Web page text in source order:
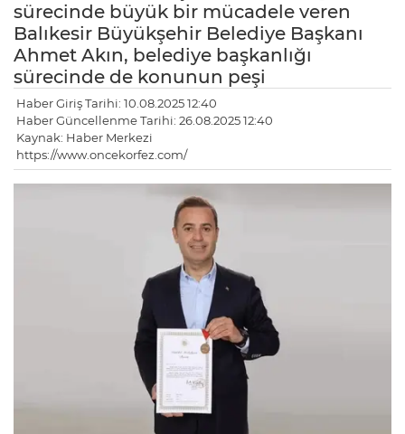
sürecinde büyük bir mücadele veren
Balıkesir Büyükşehir Belediye Başkanı
Ahmet Akın, belediye başkanlığı
sürecinde de konunun peşi
Haber Giriş Tarihi: 10.08.2025 12:40
Haber Güncellenme Tarihi: 26.08.2025 12:40
Kaynak: Haber Merkezi
https://www.oncekorfez.com/